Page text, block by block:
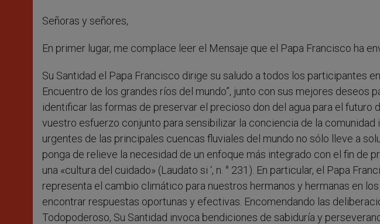
Señoras y señores,
En primer lugar, me complace leer el Mensaje que el Papa Francisco ha
Su Santidad el Papa Francisco dirige su saludo a todos los participantes
Encuentro de los grandes ríos del mundo”, junto con sus mejores deseos
identificar las formas de preservar el precioso don del agua para el futuro
vuestro esfuerzo conjunto para sensibilizar la conciencia de la
urgentes de las principales cuencas fluviales del mundo no sólo lleve a
ponga de relieve la necesidad de un enfoque más integrado con el fin de
una «cultura del cuidado» (Laudato si ‘, n. ° 231). En particular, el Papa
representa el cambio climático para nuestros hermanos y hermanas en
encontrar respuestas oportunas y efectivas. Encomendando las
Todopoderoso, Su Santidad invoca bendiciones de sabiduría y